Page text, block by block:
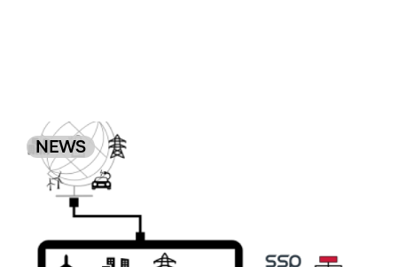
NEWS